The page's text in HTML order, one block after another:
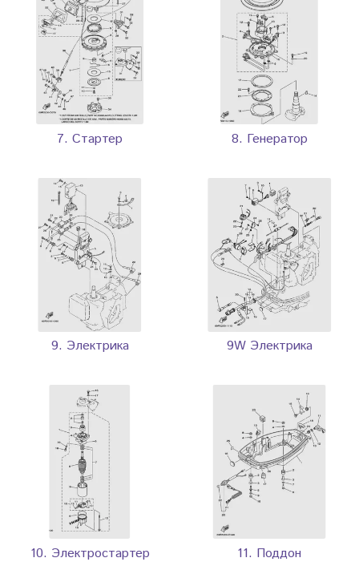
7. Стартер 8. Генератор
9. Электрика 9W Электрика
10. Электростартер 11. Поддон